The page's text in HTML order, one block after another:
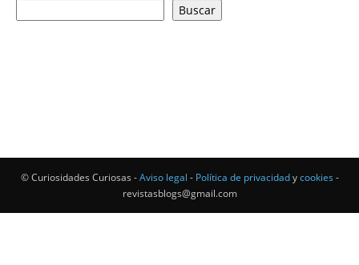
Buscar
© Curiosidades Curiosas -Aviso legal - Política de privacidadycookies -
revistasblogs@gmail.com